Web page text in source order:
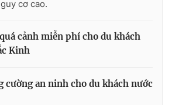
cơ cao.
cảnh miễn phí cho du khách
Kinh
cường an ninh cho du khách nước